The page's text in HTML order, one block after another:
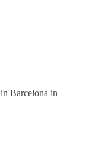
Barcelona in